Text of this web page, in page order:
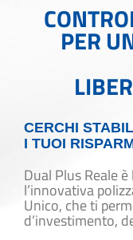
PER
CERCHI
I TUOI
Dual Plus Reale
l’innovativa
Unico, che ti
d’investimento,